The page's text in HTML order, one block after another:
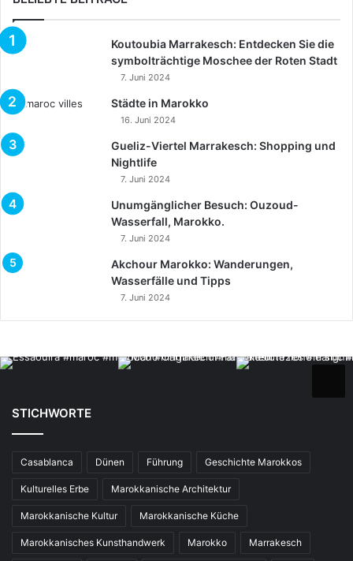
Koutoubia Marrakesch: Entdecken Sie die
symbolträchtige Moschee der Roten Stadt
7. Juni 2024
Städte in Marokko
16. Juni 2024
Gueliz-Viertel Marrakesch: Shopping und
Nightlife
7. Juni 2024
Unumgänglicher Besuch: Ouzoud-
Wasserfall, Marokko.
7. Juni 2024
Akchour Marokko: Wanderungen,
Wasserfälle und Tipps
7. Juni 2024
STICHWORTE
Casablanca Dünen Führung Geschichte Marokkos
Kulturelles Erbe Marokkanische Architektur
Marokkanische Kultur Marokkanische Küche
Marokkanisches Kunsthandwerk Marokko Marrakesch